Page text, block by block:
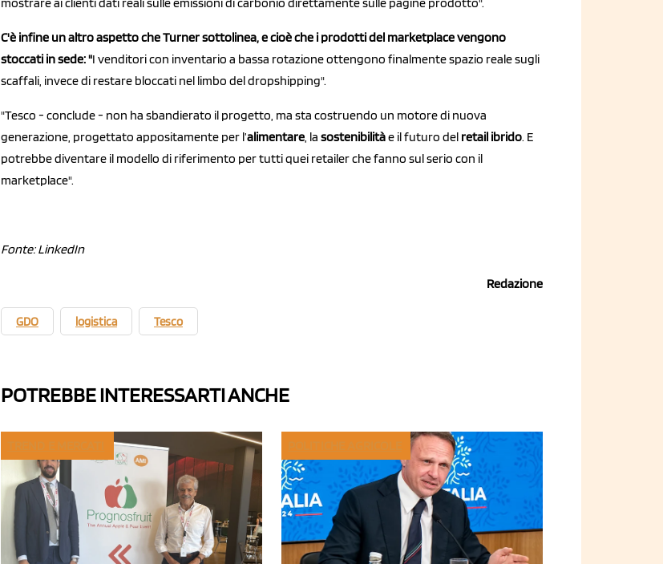
C'è infine un altro aspetto che Turner sottolinea, e cioè che i prodotti del marketplace vengono
stoccati in sede: "I venditori con inventario a bassa rotazione ottengono finalmente spazio reale sugli
scaffali, invece di restare bloccati nel limbo del dropshipping".
"Tesco - conclude - non ha sbandierato il progetto, ma sta costruendo un motore di nuova
generazione, progettato appositamente per l’alimentare, la sostenibilitàe il futuro del retail ibrido. E
potrebbe diventare il modello di riferimento per tutti quei retailer che fanno sul serio con il
marketplace".
Fonte: LinkedIn
Redazione
GDO logistica Tesco
POTREBBE INTERESSARTI ANCHE